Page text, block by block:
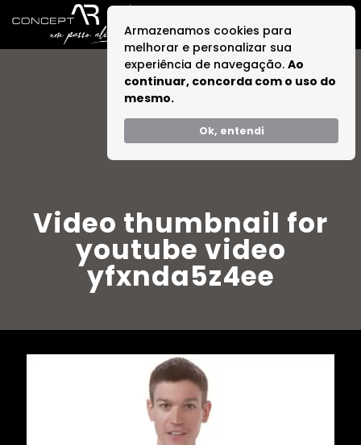
Armazenamos cookies para
melhorar e personalizar sua
experiência de navegação. Ao
continuar, concorda com o uso do
mesmo.
Ok, entendi
Video thumbnail for
youtube video
yfxnda5z4ee